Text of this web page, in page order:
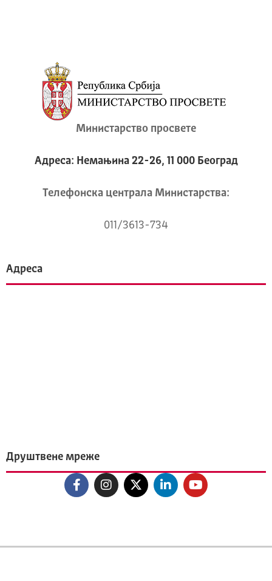
Министарство просвете
Адреса: Немањина 22-26, 11 000 Београд
Телeфонска централа Mинистарства:
011/3613-734
Адреса
Друштвене мреже